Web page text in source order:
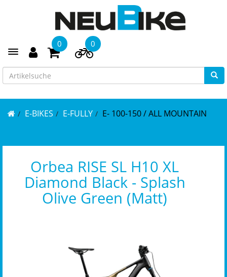
Toggle navigation
0 0
E-BIKES E-FULLY E- 100-150 / ALL MOUNTAIN
Orbea RISE SL H10 XL
Diamond Black - Splash
Olive Green (Matt)